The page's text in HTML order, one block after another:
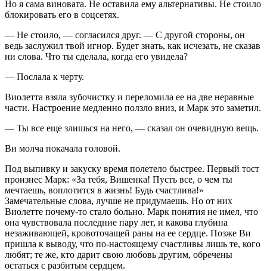
Но я сама виновата. Не оставила ему альтернативы. Не стоило
блокировать его в соцсетях.
— Не стоило, — согласился друг. — С другой стороны, он
ведь заслужил твой игнор. Будет знать, как исчезать, не сказав
ни слова. Что ты сделала, когда его увидела?
— Послала к черту.
Виолетта взяла зубочистку и переломила ее на две неравные
части. Настроение медленно ползло вниз, и Марк это заметил.
— Ты все еще злишься на него, — сказал он очевидную вещь.
Ви молча покачала головой.
Под выпивку и закуску время полетело быстрее. Первый тост
произнес Марк: «За тебя, Вишенка! Пусть все, о чем ты
мечтаешь, воплотится в жизнь! Будь счастлива!»
Замечательные слова, лучше не придумаешь. Но от них
Виолетте почему-то стало больно. Марк понятия не имел, что
она чувствовала последние пару лет, и какова глубина
незаживающей, кровоточащей раны на ее сердце. Позже Ви
пришла к выводу, что по-настоящему счастливы лишь те, кого
любят; те же, кто дарит свою любовь другим, обречены
остаться с разбитым сердцем.